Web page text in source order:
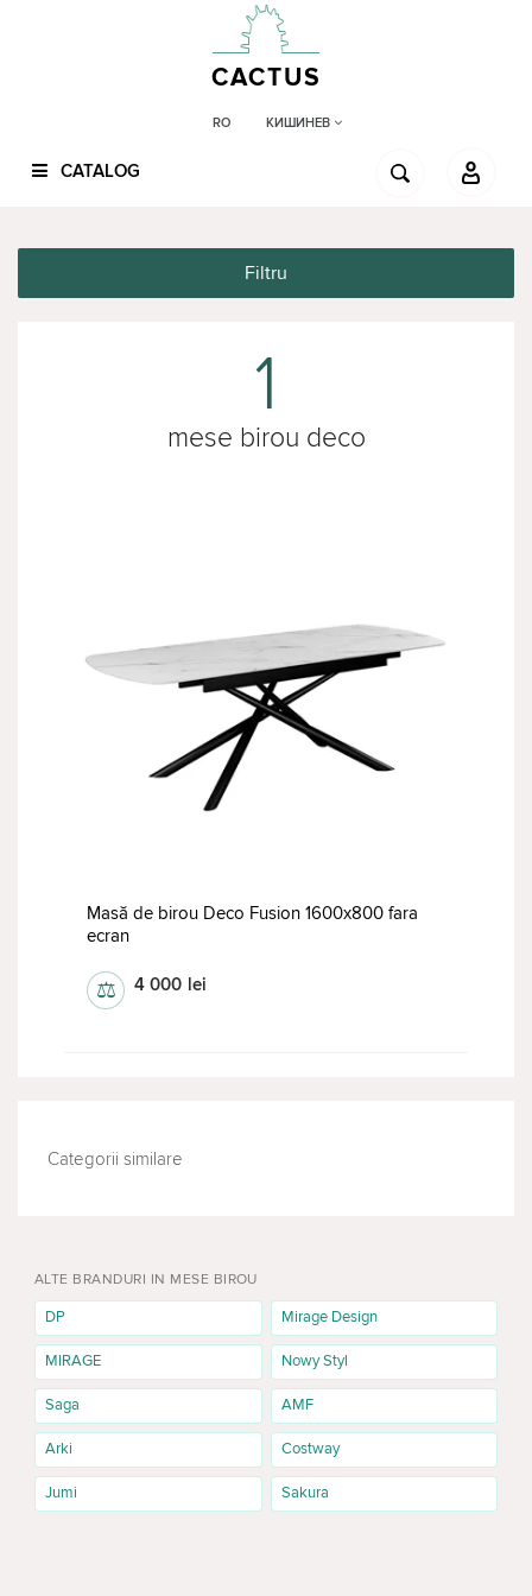
CACTUS
RO КИШИНЕВ
CATALOG
1
mese birou deco
Masă de birou Deco Fusion 1600x800 fara
ecran
4 000 lei
⚖
Filtru
Categorii similare
ALTE BRANDURI IN MESE BIROU
DP Mirage Design
MIRAGE Nowy Styl
Saga AMF
Arki Costway
Jumi Sakura